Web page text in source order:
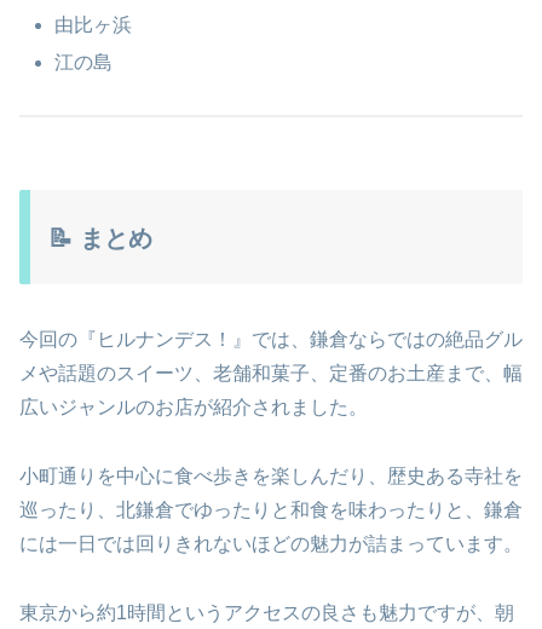
由比ヶ浜
江の島
📝 まとめ
今回の『ヒルナンデス！』では、鎌倉ならではの絶品グル
メや話題のスイーツ、老舗和菓子、定番のお土産まで、幅
広いジャンルのお店が紹介されました。
小町通りを中心に食べ歩きを楽しんだり、歴史ある寺社を
巡ったり、北鎌倉でゆったりと和食を味わったりと、鎌倉
には一日では回りきれないほどの魅力が詰まっています。
東京から約1時間というアクセスの良さも魅力ですが、朝